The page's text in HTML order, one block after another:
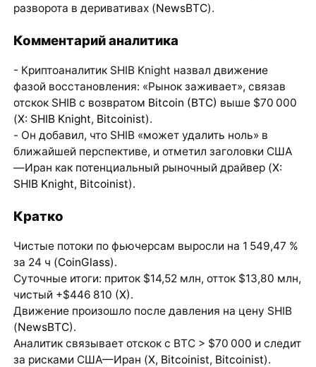
разворота в деривативах (NewsBTC).
Комментарий аналитика
- Криптоаналитик SHIB Knight назвал движение
фазой восстановления: «Рынок заживает», связав
отскок SHIB с возвратом Bitcoin (BTC) выше $70 000
(X: SHIB Knight, Bitcoinist).
- Он добавил, что SHIB «может удалить ноль» в
ближайшей перспективе, и отметил заголовки США
—Иран как потенциальный рыночный драйвер (X:
SHIB Knight, Bitcoinist).
Кратко
Чистые потоки по фьючерсам выросли на 1 549,47 %
за 24 ч (CoinGlass).
Суточные итоги: приток $14,52 млн, отток $13,80 млн,
чистый +$446 810 (X).
Движение произошло после давления на цену SHIB
(NewsBTC).
Аналитик связывает отскок с BTC > $70 000 и следит
за рисками США—Иран (X, Bitcoinist, Bitcoinist).